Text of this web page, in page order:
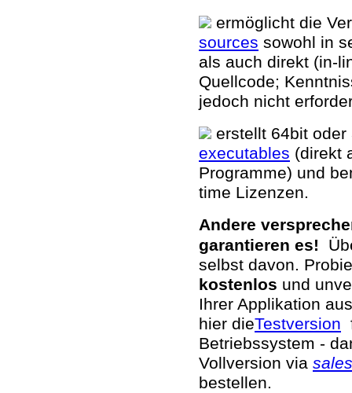
ermöglicht die
sources sowohl in
als auch direkt (in-
Quellcode;
jedoch nicht
erstellt 64bit
executables (direkt
Programme) und
time Lizenzen.
Andere
garantieren es!
Ü
selbst davon.
kostenlos und
Ihrer Applikation
hier dieTestversion
Betriebssystem -
Vollversion via
bestellen.